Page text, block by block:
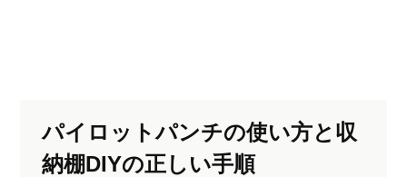
パイロットパンチの使い方と収
納棚DIYの正しい手順